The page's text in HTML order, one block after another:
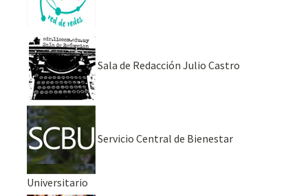
Sala de Redacción Julio Castro
Servicio Central de Bienestar
Universitario